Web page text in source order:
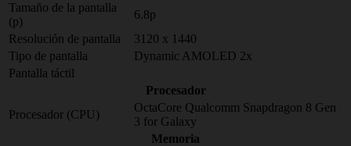
Tamaño de la pantalla
(p)
6.8p
Resolución de pantalla
3120 x 1440
Tipo de pantalla
Dynamic AMOLED 2x
Pantalla táctil
Procesador
Procesador (CPU)
OctaCore Qualcomm Snapdragon 8 Gen
3 for Galaxy
Memoria